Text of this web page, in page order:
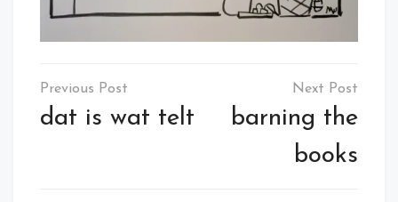
Post
navigation
dat is wat telt
barning the
books